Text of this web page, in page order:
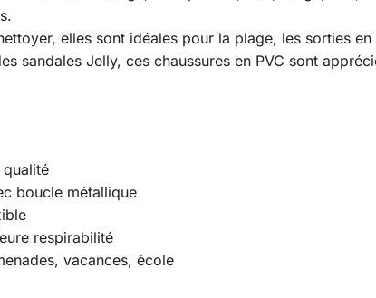
elles sont idéales pour la plage, les sorties
sandales Jelly, ces chaussures en PVC sont
qualité
boucle métallique
respirabilité
vacances, école